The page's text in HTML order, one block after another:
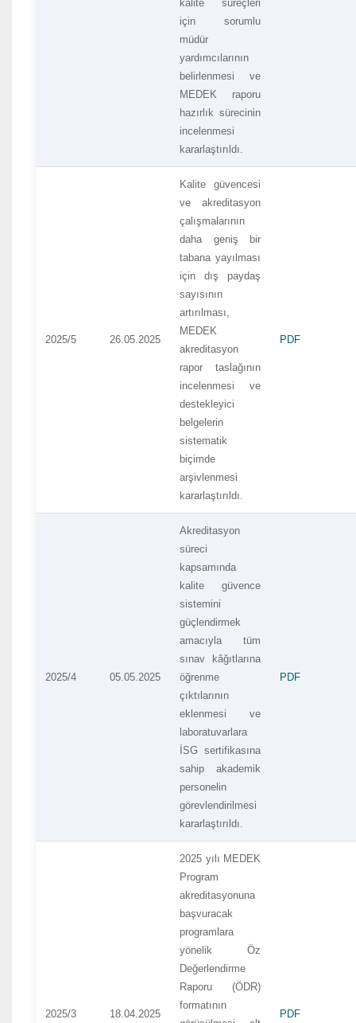
kalite süreçleri
için sorumlu
müdür
yardımcılarının
belirlenmesi ve
MEDEK raporu
hazırlık sürecinin
incelenmesi
kararlaştırıldı.
2025/5 26.05.2025
Kalite güvencesi
ve akreditasyon
çalışmalarının
daha geniş bir
tabana yayılması
için dış paydaş
sayısının
artırılması,
MEDEK
akreditasyon
rapor taslağının
incelenmesi ve
destekleyici
belgelerin
sistematik
biçimde
arşivlenmesi
kararlaştırıldı.
PDF
2025/4 05.05.2025
Akreditasyon
süreci
kapsamında
kalite güvence
sistemini
güçlendirmek
amacıyla tüm
sınav kâğıtlarına
öğrenme
çıktılarının
eklenmesi ve
laboratuvarlara
İSG sertifikasına
sahip akademik
personelin
görevlendirilmesi
kararlaştırıldı.
PDF
2025/3 18.04.2025
2025 yılı MEDEK
Program
akreditasyonuna
başvuracak
programlara
yönelik Öz
Değerlendirme
Raporu (ÖDR)
formatının
PDF